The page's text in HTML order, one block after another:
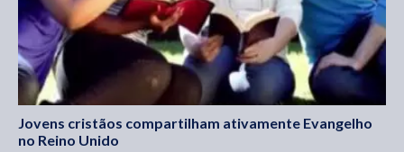
Jovens cristãos compartilham ativamente Evangelho
no Reino Unido